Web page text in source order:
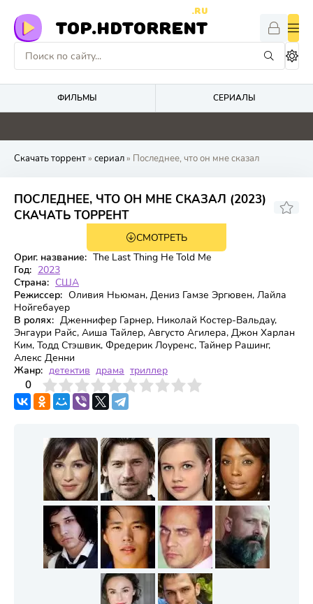
TOP.HDTORRENT
.RU
ФИЛЬМЫ СЕРИАЛЫ
0 0 0 0
Скачать торрент» сериал» Последнее, что он мне сказал
ПОСЛЕДНЕЕ, ЧТО ОН МНЕ СКАЗАЛ (2023)
СКАЧАТЬ ТОРРЕНТ
2 сезон 8 серия
6.32
СМОТРЕТЬ
Ориг. название: The Last Thing He Told Me
Год: 2023
Страна: США
Режиссер: Оливия Ньюман, Дениз Гамзе Эргювен, Лайла
Нойгебауер
В ролях: Дженнифер Гарнер, Николай Костер-Вальдау,
Энгаури Райс, Аиша Тайлер, Августо Агилера, Джон Харлан
Ким, Тодд Стэшвик, Фредерик Лоуренс, Тайнер Рашинг,
Алекс Денни
Жанр: детектив драма триллер
0
4 6 7 8 9 10